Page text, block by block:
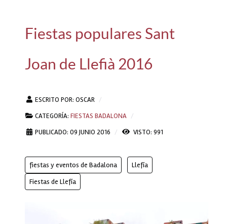
Fiestas populares Sant
Joan de Llefià 2016
ESCRITO POR: OSCAR
CATEGORÍA: FIESTAS BADALONA
PUBLICADO: 09 JUNIO 2016
VISTO: 991
fiestas y eventos de Badalona
Llefía
Fiestas de Llefía